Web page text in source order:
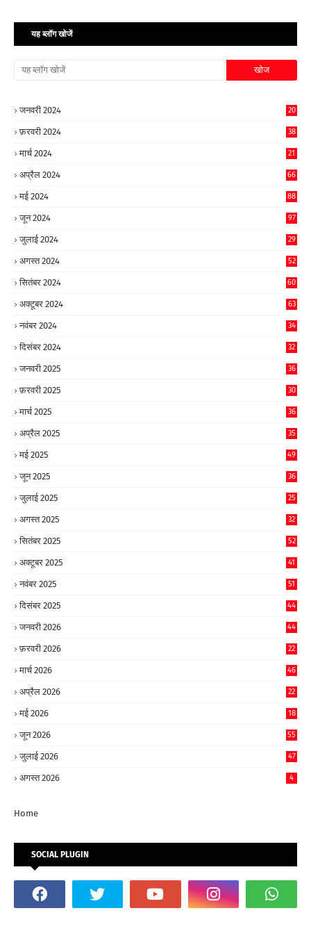
यह ब्लॉग खोजें
जनवरी 2024 20
फ़रवरी 2024 38
मार्च 2024 21
अप्रैल 2024 66
मई 2024 88
जून 2024 97
जुलाई 2024 29
अगस्त 2024 52
सितंबर 2024 60
अक्टूबर 2024 63
नवंबर 2024 34
दिसंबर 2024 32
जनवरी 2025 36
फ़रवरी 2025 30
मार्च 2025 36
अप्रैल 2025 35
मई 2025 49
जून 2025 36
जुलाई 2025 25
अगस्त 2025 32
सितंबर 2025 52
अक्टूबर 2025 41
नवंबर 2025 51
दिसंबर 2025 44
जनवरी 2026 44
फ़रवरी 2026 22
मार्च 2026 46
अप्रैल 2026 22
मई 2026 18
जून 2026 55
जुलाई 2026 47
अगस्त 2026 4
Home
SOCIAL PLUGIN